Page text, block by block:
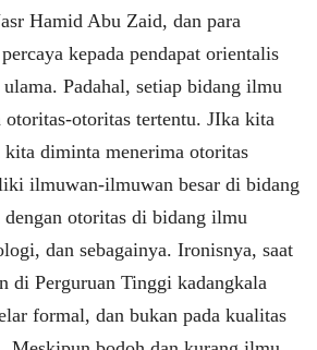
Hamid Abu Zaid, dan para
kepada pendapat orientalis
Padahal, setiap bidang ilmu
otoritas-otoritas tertentu. JIka kita
diminta menerima otoritas
ilmuwan-ilmuwan besar di bidang
otoritas di bidang ilmu
dan sebagainya. Ironisnya, saat
di Perguruan Tinggi kadangkala
formal, dan bukan pada kualitas